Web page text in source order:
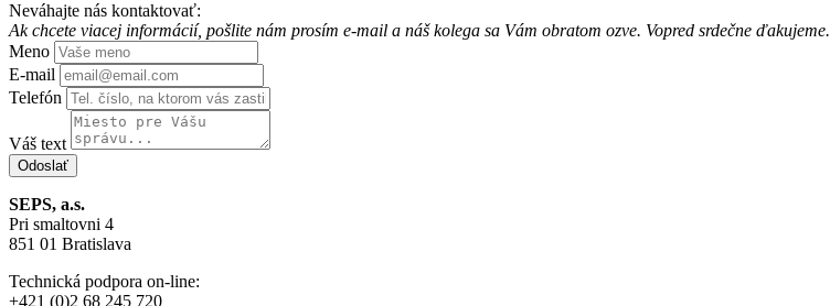
Neváhajte nás kontaktovať:
Ak chcete viacej informácií, pošlite nám prosím e-mail a náš kolega sa Vám obratom ozve. Vopred srdečne ďakujeme.
Meno
E-mail
Telefón
Váš text
SEPS, a.s.
Pri smaltovni 4
851 01 Bratislava
Technická podpora on-line:
+421 (0)2 68 245 720